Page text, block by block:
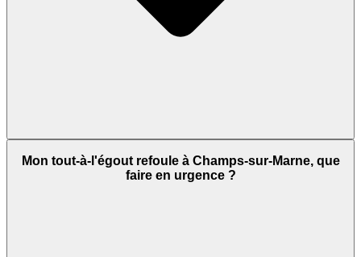
Mon tout-à-l'égout refoule à Champs-sur-Marne, que
faire en urgence ?